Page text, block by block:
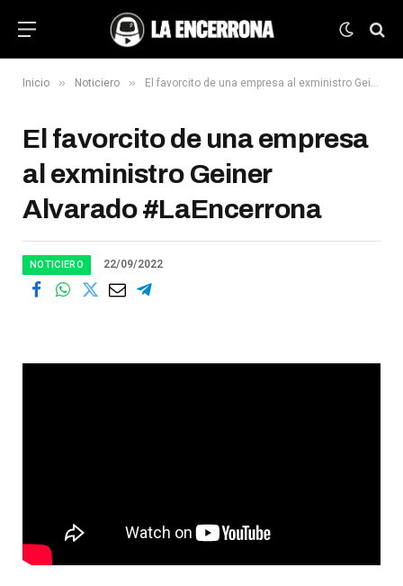
Inicio » Noticiero » El favorcito de una empresa al exministro Geiner Alvarado #LaEncerrona
El favorcito de una empresa
al exministro Geiner
Alvarado #LaEncerrona
NOTICIERO 22/09/2022